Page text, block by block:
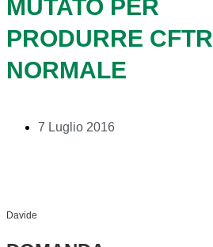
MUTATO PER
PRODURRE CFTR
NORMALE
7 Luglio 2016
Davide